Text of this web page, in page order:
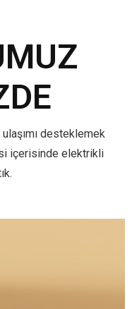
desteklemek
içerisinde elektrikli